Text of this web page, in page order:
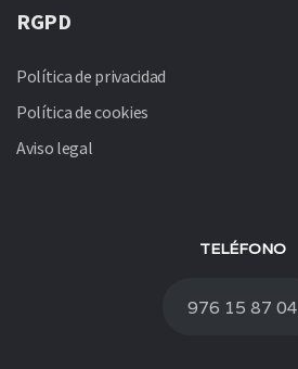
RGPD
Política de privacidad
Política de cookies
Aviso legal
TELÉFONO
976 15 87 04